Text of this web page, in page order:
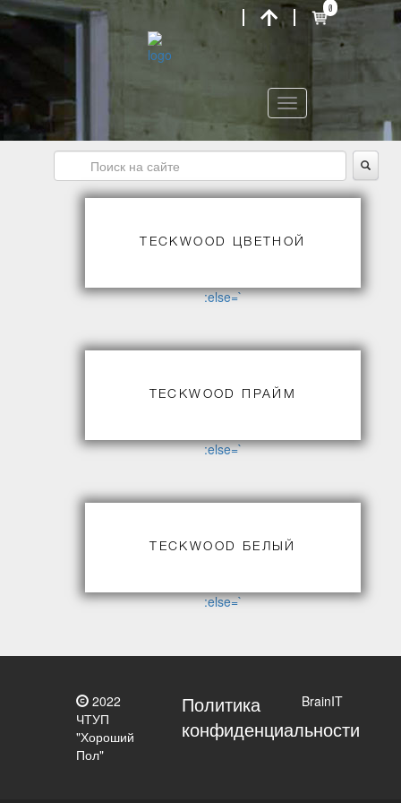
0
Toggle
navigation
TECKWOOD ЦВЕТНОЙ
:else=`
TECKWOOD ПРАЙМ
:else=`
TECKWOOD БЕЛЫЙ
:else=`
2022
ЧТУП
"Хороший
Пол"
Политика
конфиденциальности
BrainIT